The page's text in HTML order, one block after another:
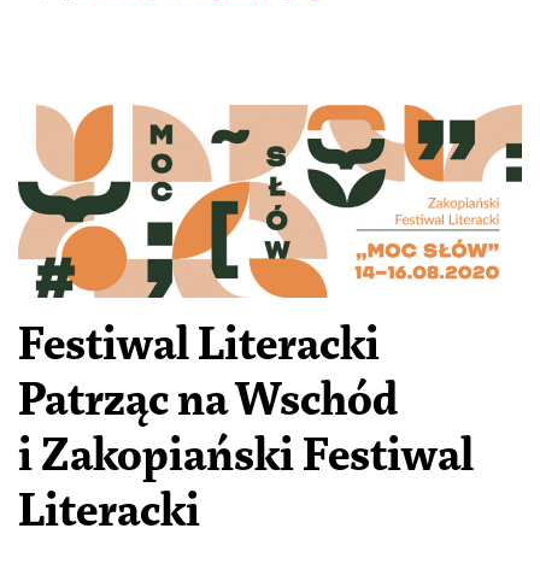
Festiwal Literacki
Patrząc na Wschód
i Zakopiański Festiwal
Literacki